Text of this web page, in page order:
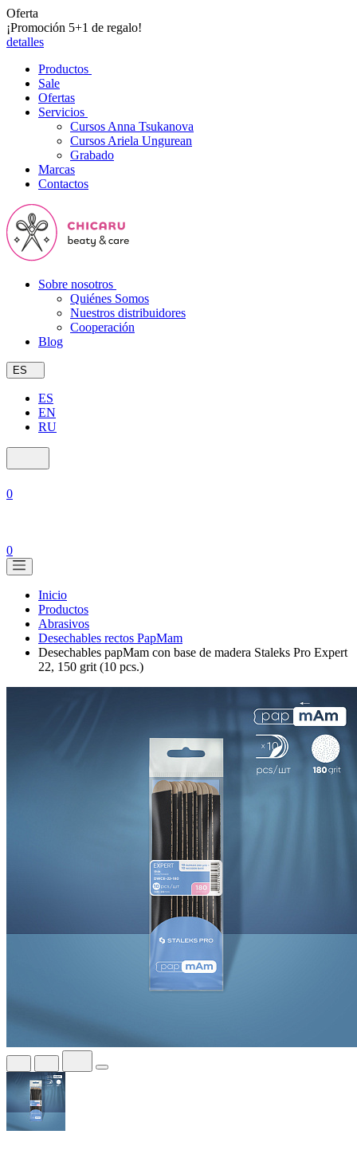
Oferta
¡Promoción 5+1 de regalo!
detalles
Productos
Sale
Ofertas
Servicios
Cursos Anna Tsukanova
Cursos Ariela Ungurean
Grabado
Marcas
Contactos
Sobre nosotros
Quiénes Somos
Nuestros distribuidores
Cooperación
Blog
ES
ES
EN
RU
0
0
Inicio
Productos
Abrasivos
Desechables rectos PapMam
Desechables papMam con base de madera Staleks Pro Expert
22, 150 grit (10 pcs.)